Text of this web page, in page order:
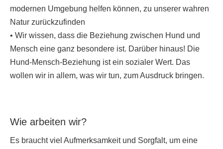
modernen Umgebung helfen können, zu unserer wahren
Natur zurückzufinden
• Wir wissen, dass die Beziehung zwischen Hund und
Mensch eine ganz besondere ist. Darüber hinaus! Die
Hund-Mensch-Beziehung ist ein sozialer Wert. Das
wollen wir in allem, was wir tun, zum Ausdruck bringen.
Wie arbeiten wir?
Es braucht viel Aufmerksamkeit und Sorgfalt, um eine